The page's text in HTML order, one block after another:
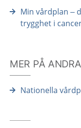
Min vårdplan –
trygghet i
MER PÅ
Nationella